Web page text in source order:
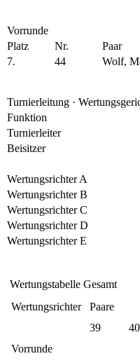
Vorrunde
Platz
Nr.
Paar
7.
44 Wolf,
Turnierleitung ·
Funktion
Turnierleiter
Beisitzer
Wertungsrichter A
Wertungsrichter B
Wertungsrichter C
Wertungsrichter D
Wertungsrichter E
Wertungstabelle Gesamt
Wertungsrichter
Paare
39
40
Vorrunde